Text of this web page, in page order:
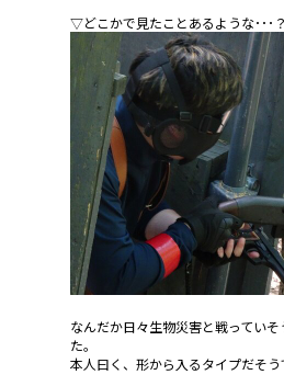
▽どこかで見たことあるような･･･？
なんだか日々生物災害と戦ってい
た。
本人曰く、形から入るタイプだそう